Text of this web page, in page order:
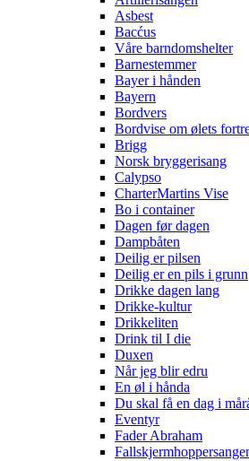
Asbest
Bacćus
Våre barndomshelter
Barnestemmer
Bayer i hånden
Bayern
Bordvers
Bordvise om ølets
Brigg
Norsk bryggerisang
Calypso
CharterMartins Vise
Bo i container
Dagen før dagen
Dampbåten
Deilig er pilsen
Deilig er en pils i grunn
Drikke dagen lang
Drikke-kultur
Drikkeliten
Drink til I die
Duxen
Når jeg blir edru
En øl i hånda
Du skal få en dag i
Eventyr
Fader Abraham